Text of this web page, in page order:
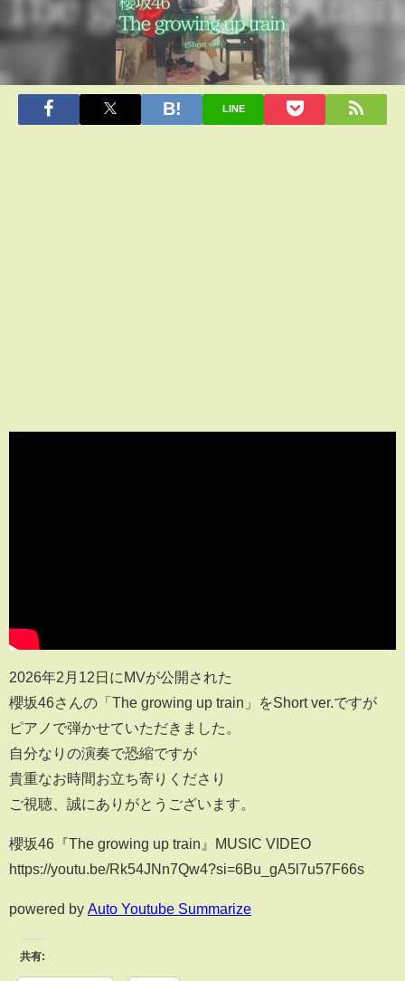
LINE
2026年2月12日にMVが公開された
櫻坂46さんの「The growing up train」をShort ver.ですが
ピアノで弾かせていただきました。
自分なりの演奏で恐縮ですが
貴重なお時間お立ち寄りくださり
ご視聴、誠にありがとうございます。
櫻坂46『The growing up train』MUSIC VIDEO
https://youtu.be/Rk54JNn7Qw4?si=6Bu_gA5l7u57F66s
powered by Auto Youtube Summarize
共有: